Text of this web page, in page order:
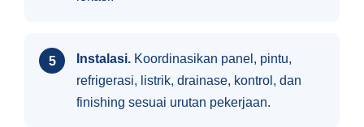
Instalasi. Koordinasikan panel, pintu,
refrigerasi, listrik, drainase, kontrol, dan
finishing sesuai urutan pekerjaan.